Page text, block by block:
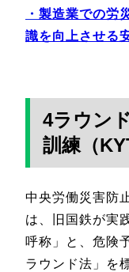
・ 製造業での労
識を向上させる
4ラウン
訓練（
中央労働災害防
は、旧国鉄が実
呼称」と、危険
ラウンド法」を